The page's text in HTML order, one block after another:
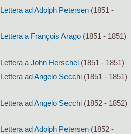
Lettera ad Adolph Petersen (1851 -
Lettera a François Arago (1851 - 1851)
Lettera a John Herschel (1851 - 1851)
Lettera ad Angelo Secchi (1851 - 1851)
Lettera ad Angelo Secchi (1852 - 1852)
Lettera ad Adolph Petersen (1852 -